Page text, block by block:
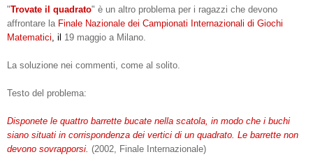
"Trovate il quadrato" è un altro problema per i ragazzi che devono
affrontare la Finale Nazionale dei Campionati Internazionali di Giochi
Matematici, il 19 maggio a Milano.
La soluzione nei commenti, come al solito.
Testo del problema:
Disponete le quattro barrette bucate nella scatola, in modo che i buchi
siano situati in corrispondenza dei vertici di un quadrato. Le barrette non
devono sovrapporsi. (2002, Finale Internazionale)